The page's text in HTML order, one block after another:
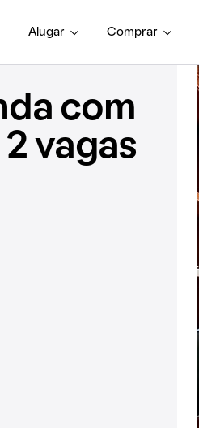
Alugar Comprar
com
vagas